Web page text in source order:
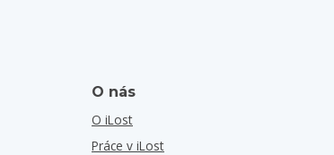
O nás
O iLost
Práce v iLost